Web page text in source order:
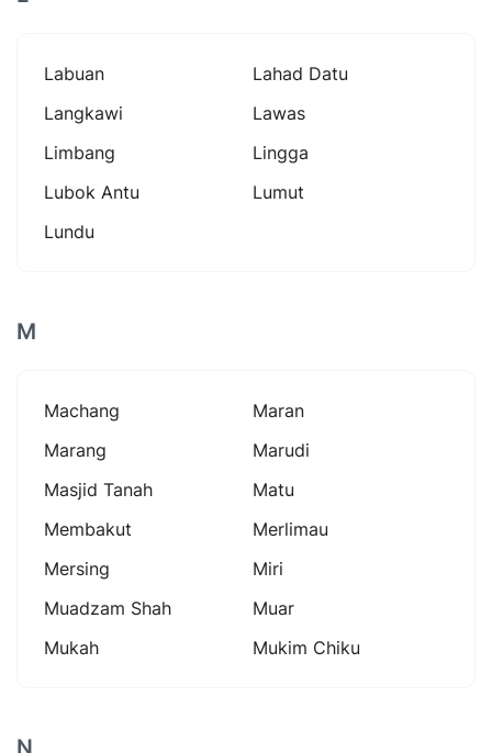
Labuan
Lahad Datu
Langkawi
Lawas
Limbang
Lingga
Lubok Antu
Lumut
Lundu
M
Machang
Maran
Marang
Marudi
Masjid Tanah
Matu
Membakut
Merlimau
Mersing
Miri
Muadzam Shah
Muar
Mukah
Mukim Chiku
N